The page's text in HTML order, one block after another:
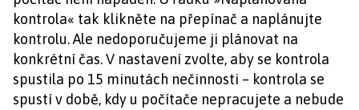
kontrola« tak klikněte na přepínač a naplánujte
kontrolu. Ale nedoporučujeme ji plánovat na
konkrétní čas. V nastavení zvolte, aby se kontrola
spustila po 15 minutách nečinnosti – kontrola se
spustí v době, kdy u počítače nepracujete a nebude